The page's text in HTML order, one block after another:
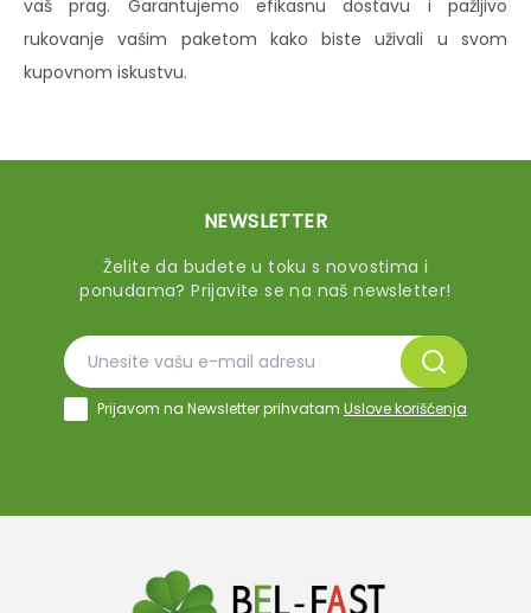
vaš prag. Garantujemo efikasnu dostavu i pažljivo
rukovanje vašim paketom kako biste uživali u svom
kupovnom iskustvu.
NEWSLETTER
Želite da budete u toku s novostima i
ponudama? Prijavite se na naš newsletter!
Prijavom na Newsletter prihvatam Uslove korišćenja